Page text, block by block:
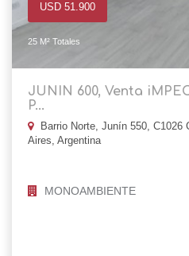
USD 51.900
25 M² Totales
JUNIN 600, Venta
P...
Barrio Norte, Junín 550, C1026
Aires, Argentina
MONOAMBIENTE